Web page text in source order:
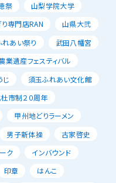
祭
山梨学院大学
専門店RAN
山県大弐
あい祭り
武田八幡宮
業遺産フェスティバル
じ
須玉ふれあい文化館
市制２０周年
甲州地どりラーメン
男子新体操
古家啓史
ク
インバウンド
印章
はんこ